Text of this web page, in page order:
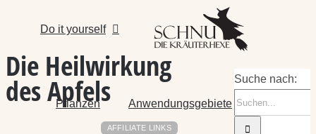
Do it yourself
Pflanzen Anwendungsgebiete
Die Heilwirkung
des Apfels
AFFILIATE LINKS
Suche nach: